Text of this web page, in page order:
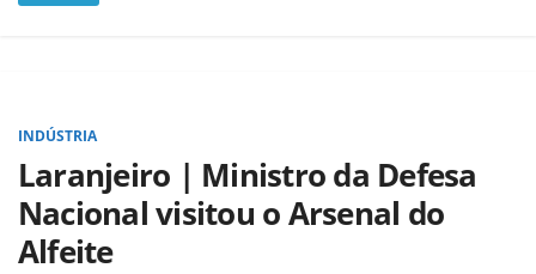
INDÚSTRIA
Laranjeiro | Ministro da Defesa
Nacional visitou o Arsenal do
Alfeite